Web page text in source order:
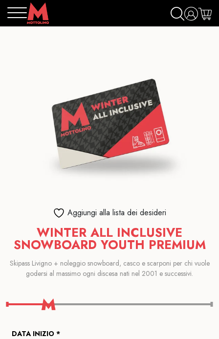
Aggiungi alla lista dei desideri
WINTER ALL INCLUSIVE
SNOWBOARD YOUTH PREMIUM
Skipass Livigno + noleggio snowboard, casco e scarponi per chi vuole
godersi al massimo ogni discesa nati nel 2001 e successivi.
DATA INIZIO *